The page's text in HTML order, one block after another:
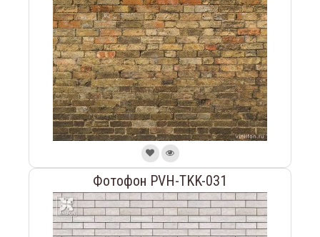
Фотофон PVH-TKK-031